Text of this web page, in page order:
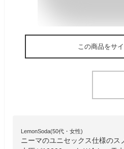
この商品をサ
LemonSoda(50代・女性)
ニーマのユニセックス仕様の